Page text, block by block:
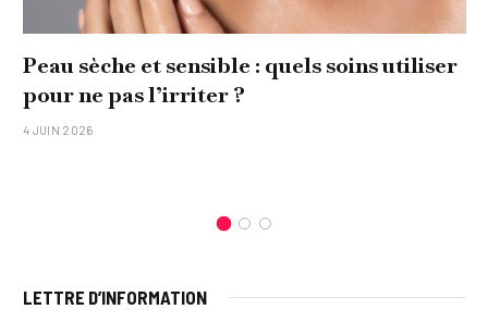
Peau sèche et sensible : quels soins utiliser
pour ne pas l’irriter ?
4 JUIN 2026
LETTRE D’INFORMATION